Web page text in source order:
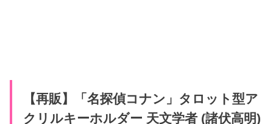
【再販】「名探偵コナン」タロット型ア
クリルキーホルダー 天文学者 (諸伏高明)